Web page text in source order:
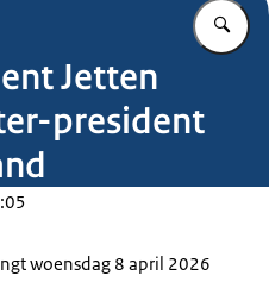
Jetten
president
woensdag 8 april 2026